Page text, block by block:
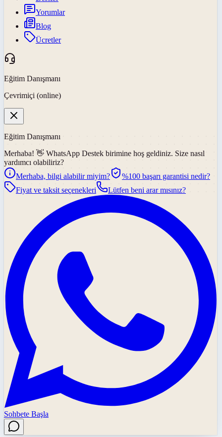
Yorumlar
Blog
Ücretler
Eğitim Danışmanı
Çevrimiçi (online)
Eğitim Danışmanı
Merhaba! 👋 WhatsApp Destek birimine hoş geldiniz. Size nasıl
yardımcı olabiliriz?
Merhaba, bilgi alabilir miyim?
%100 başarı garantisi nedir?
Fiyat ve taksit seçenekleri
Lütfen beni arar mısınız?
Sohbete Başla